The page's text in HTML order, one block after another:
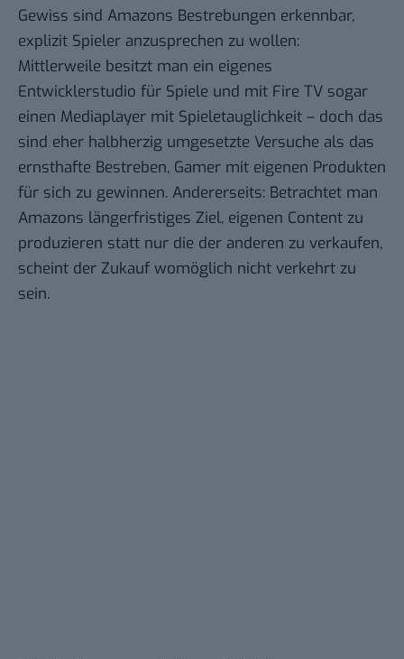
Gewiss sind Amazons Bestrebungen erkennbar,
explizit Spieler anzusprechen zu wollen:
Mittlerweile besitzt man ein eigenes
Entwicklerstudio für Spiele und mit Fire TV sogar
einen Mediaplayer mit Spieletauglichkeit – doch das
sind eher halbherzig umgesetzte Versuche als das
ernsthafte Bestreben, Gamer mit eigenen Produkten
für sich zu gewinnen. Andererseits: Betrachtet man
Amazons längerfristiges Ziel, eigenen Content zu
produzieren statt nur die der anderen zu verkaufen,
scheint der Zukauf womöglich nicht verkehrt zu
sein.